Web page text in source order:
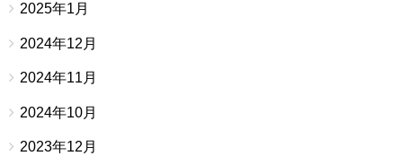
2025年1月
2024年12月
2024年11月
2024年10月
2023年12月